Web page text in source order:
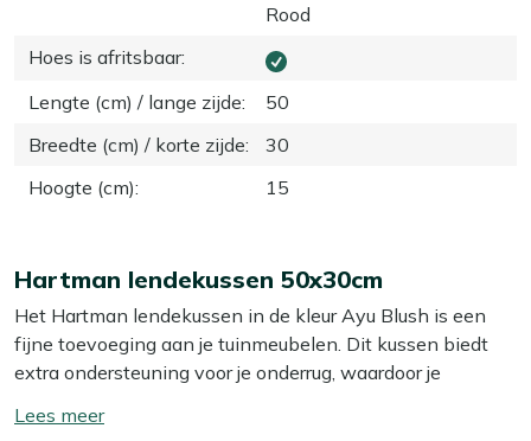
Rood
Hoes is afritsbaar:
Lengte (cm) / lange zijde:
50
Breedte (cm) / korte zijde:
30
Hoogte (cm): 15
Hartman lendekussen 50x30cm
Het Hartman lendekussen in de kleur Ayu Blush is een
fijne toevoeging aan je tuinmeubelen. Dit kussen biedt
extra ondersteuning voor je onderrug, waardoor je
gewoon om je tuinset een beetje op te fleuren. De hoes
Toon/verberg